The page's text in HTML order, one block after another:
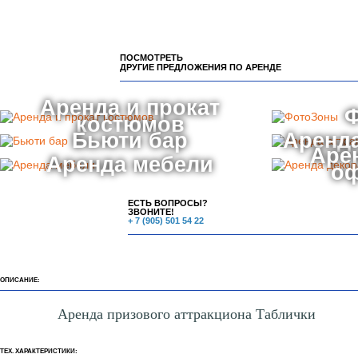
ПОСМОТРЕТЬ
ДРУГИЕ ПРЕДЛОЖЕНИЯ ПО АРЕНДЕ
Аренда и прокат
костюмов
Бьюти бар
Аренда мебели
ЕСТЬ ВОПРОСЫ?
ЗВОНИТЕ!
+ 7 (905) 501 54 22
ОПИСАНИЕ:
Аренда призового аттракциона Таблички
ТЕХ. ХАРАКТЕРИСТИКИ: